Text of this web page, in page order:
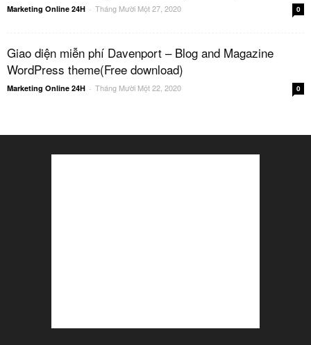
Marketing Online 24H - Tháng Mười Một 27, 2020 0
Giao diện miễn phí Davenport – Blog and Magazine
WordPress theme(Free download)
Marketing Online 24H - Tháng Mười Một 22, 2020 0